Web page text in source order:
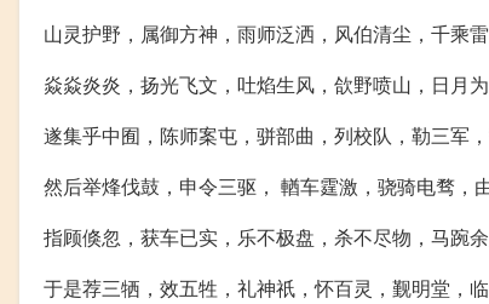
山灵护野，属御方神，雨师泛洒，风伯清尘，千乘
焱焱炎炎，扬光飞文，吐焰生风，欱野喷山，日月
遂集乎中囿，陈师案屯，骈部曲，列校队，勒三军，
然后举烽伐鼓，申令三驱， 輶车霆激，骁骑电骛，
指顾倏忽，获车已实，乐不极盘，杀不尽物，马踠
于是荐三牺，效五牲，礼神祇，怀百灵，觐明堂，